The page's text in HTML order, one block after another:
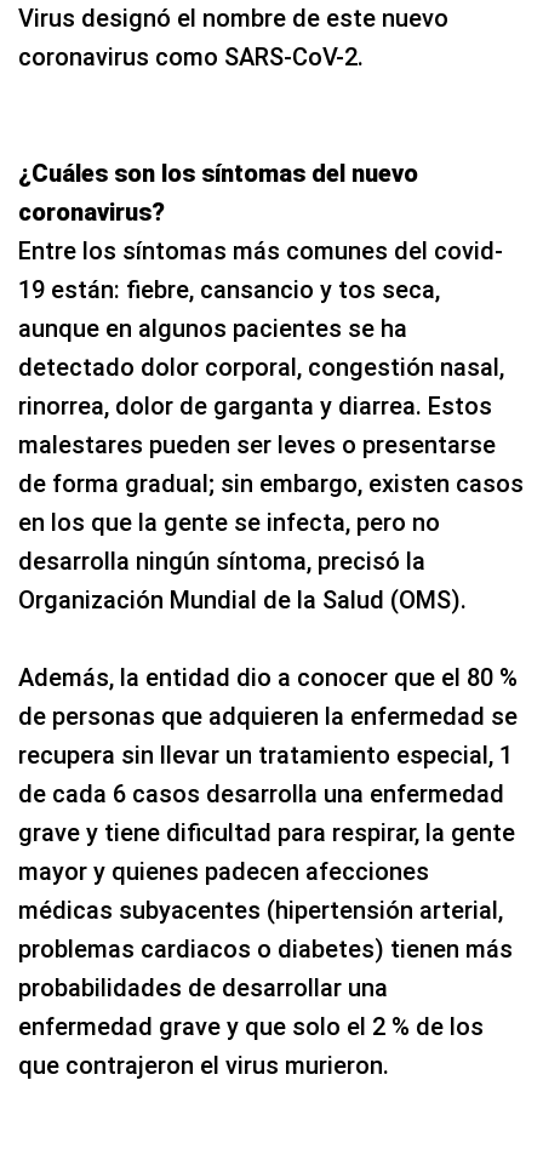
Virus designó el nombre de este nuevo
coronavirus como SARS-CoV-2.
¿Cuáles son los síntomas del nuevo
coronavirus?
Entre los síntomas más comunes del covid-
19 están: fiebre, cansancio y tos seca,
aunque en algunos pacientes se ha
detectado dolor corporal, congestión nasal,
rinorrea, dolor de garganta y diarrea. Estos
malestares pueden ser leves o presentarse
de forma gradual; sin embargo, existen casos
en los que la gente se infecta, pero no
desarrolla ningún síntoma, precisó la
Organización Mundial de la Salud (OMS).
Además, la entidad dio a conocer que el 80 %
de personas que adquieren la enfermedad se
recupera sin llevar un tratamiento especial, 1
de cada 6 casos desarrolla una enfermedad
grave y tiene dificultad para respirar, la gente
mayor y quienes padecen afecciones
médicas subyacentes (hipertensión arterial,
problemas cardiacos o diabetes) tienen más
probabilidades de desarrollar una
enfermedad grave y que solo el 2 % de los
que contrajeron el virus murieron.